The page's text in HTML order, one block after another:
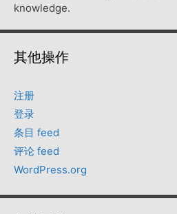
knowledge.
其他操作
注册
登录
条目 feed
评论 feed
WordPress.org